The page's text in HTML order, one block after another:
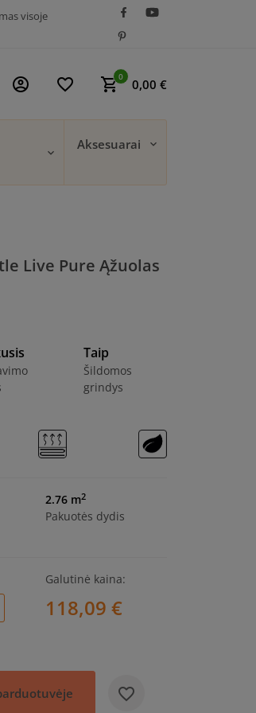
visoje
account_circle favorite_border shopping_cart0 0,00 €
Aksesuarai
Live Pure Ąžuolas
Taip
Šildomos
grindys
2.76 m2
Pakuotės dydis
Galutinė kaina:
118,09 €